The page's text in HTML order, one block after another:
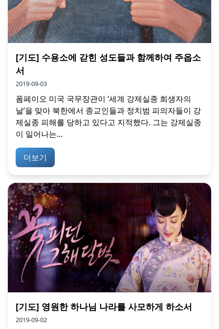
[기도] 수용소에 갇힌 성도들과 함께하여 주옵소
서
2019-09-03
폼페이오 미국 국무장관이 ‘세계 강제실종 희생자의
날’을 맞아 북한에서 종교인들과 정치범 피의자들이 강
제실종 피해를 당하고 있다고 지적했다. 그는 강제실종
이 일어나는...
더보기
[기도] 영원한 하나님 나라를 사모하게 하소서
2019-09-02